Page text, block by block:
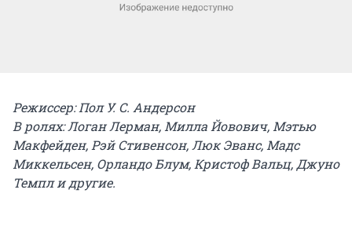
Режиссер: Пол У. С. Андерсон
В ролях: Логан Лерман, Милла Йовович, Мэтью
Макфейден, Рэй Стивенсон, Люк Эванс, Мадс
Миккельсен, Орландо Блум, Кристоф Вальц, Джуно
Темпл и другие.